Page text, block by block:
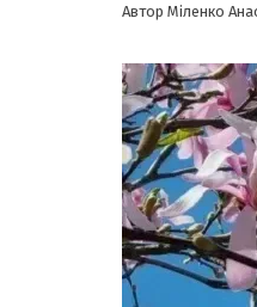
Автор Міленко